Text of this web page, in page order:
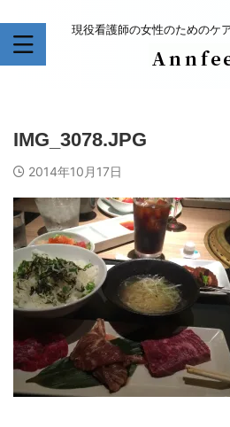
現役看護師の女性のためのケ
IMG_3078.JPG
2014年10月17日